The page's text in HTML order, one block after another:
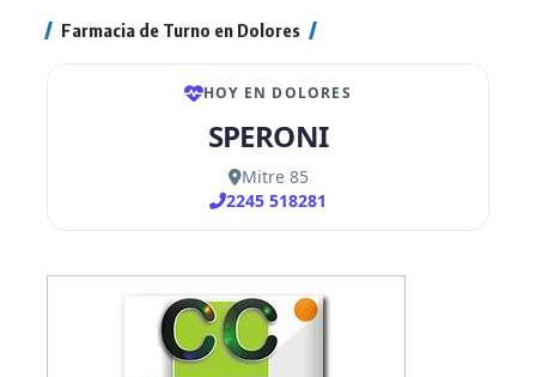
Farmacia de Turno en Dolores